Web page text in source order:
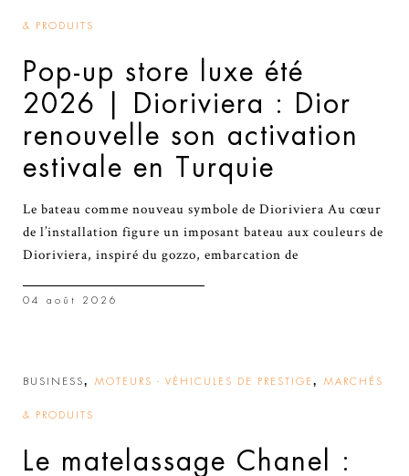
& PRODUITS
Pop-up store luxe été
2026 | Dioriviera : Dior
renouvelle son activation
estivale en Turquie
Le bateau comme nouveau symbole de Dioriviera Au cœur
de l’installation figure un imposant bateau aux couleurs de
Dioriviera, inspiré du gozzo, embarcation de
04 août 2026
BUSINESS, MOTEURS - VÉHICULES DE PRESTIGE , MARCHÉS
& PRODUITS
Le matelassage Chanel :